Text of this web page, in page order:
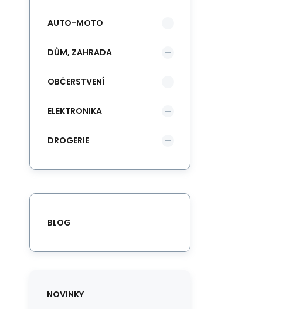
AUTO-MOTO
DŮM, ZAHRADA
OBČERSTVENÍ
ELEKTRONIKA
DROGERIE
BLOG
NOVINKY